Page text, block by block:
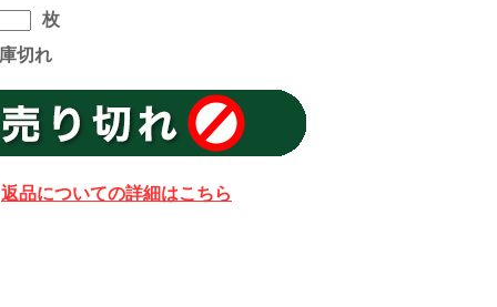
枚
切れ
返品についての詳細はこちら